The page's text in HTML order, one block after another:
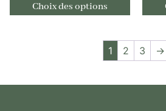
Choix des options
1 2 3 →